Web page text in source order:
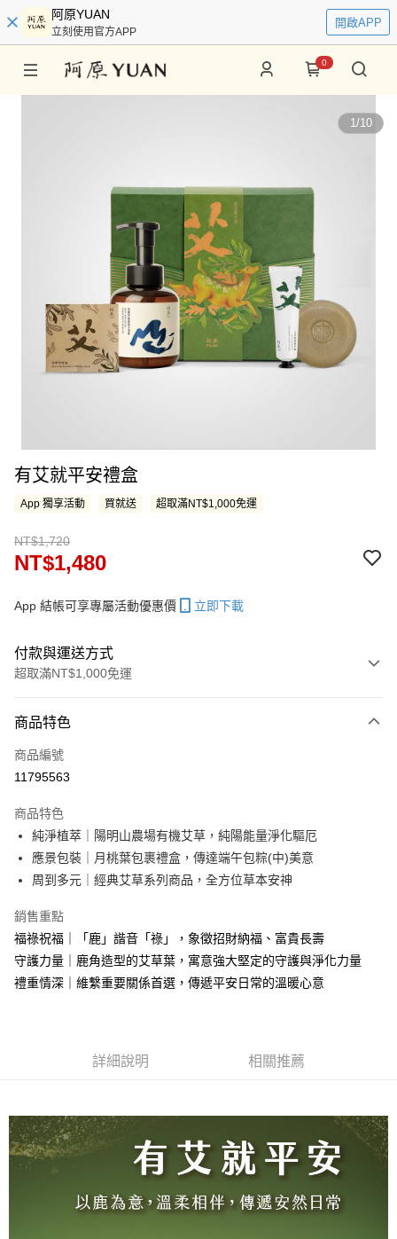
阿原YUAN
立刻使用官方APP
開啟APP
0
1/10
有艾就平安禮盒
App 獨享活動 買就送 超取滿NT$1,000免運
NT$1,720
NT$1,480
App 結帳可享專屬活動優惠價 立即下載
付款與運送方式
超取滿NT$1,000免運
信用卡一次付款
LINE Pay
街口支付
悠遊付
大哥付你分期
相關說明
1.本服務由台灣大哥大提供，台灣大哥大用戶可立即使用無須另外申請。
3.實際核准額度、可分期數及費用金額請依後續交易確認頁面所載為準。
4.訂單成立30分鐘內，如未前往確認交易或遇審核未通過，訂單將自動取
【繳款方式說明】
1.分期款項不併入電信帳單，「大哥付你分期」於每月結算日後寄送繳費提
醒簡訊。
2.透過簡訊連結打開帳單後，可選擇「超商條碼／台灣大直營門市／銀行轉
帳／街口支付／iPASS MONEY」等通路繳費。
【注意事項】
AFTEE先享後付
【「AFTEE先享後付」結帳流程】
１．於結帳方式選擇「AFTEE先享後付」後，將跳轉至「AFTEE先享後付」
結帳頁面，進行簡訊認證並確認金額後，即可完成結帳。
３．收到繳費通知簡訊後14天內，點擊此簡訊中的連結，可透過四大超商／
每筆NT$100，滿NT$1,000(含以上)免運費
❌未開放，選取系統將直接取消訂單❌
每筆NT$999
商品特色
商品編號
11795563
商品特色
純淨植萃｜陽明山農場有機艾草，純陽能量淨化驅厄
應景包裝｜月桃葉包裹禮盒，傳達端午包粽(中)美意
周到多元｜經典艾草系列商品，全方位草本安神
銷售重點
福祿祝福｜「鹿」諧音「祿」，象徵招財納福、富貴長壽
守護力量｜鹿角造型的艾草葉，寓意強大堅定的守護與淨化力量
禮重情深｜維繫重要關係首選，傳遞平安日常的溫暖心意
詳細說明 相關推薦